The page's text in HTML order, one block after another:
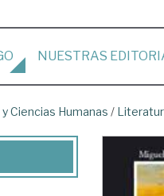
NUESTRAS
Ciencias Humanas /